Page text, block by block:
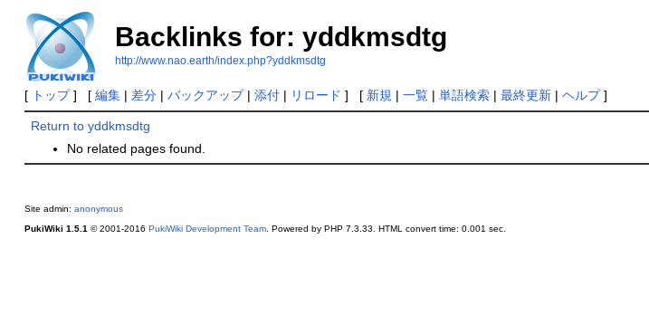
Backlinks for: yddkmsdtg
http://www.nao.earth/index.php?yddkmsdtg
[ トップ] [ 編集| 差分| バックアップ| 添付| リロード ] [ 新規 | 一覧| 単語検索| 最終更新| ヘルプ]
Return to yddkmsdtg
No related pages found.
Site admin: anonymous
PukiWiki 1.5.1 © 2001-2016 PukiWiki Development Team. Powered by PHP 7.3.33. HTML convert time: 0.001 sec.